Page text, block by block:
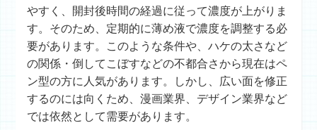
やすく、開封後時間の経過に従って濃度が上がりま
す。そのため、定期的に薄め液で濃度を調整する必
要があります。このような条件や、ハケの太さなど
の関係・倒してこぼすなどの不都合さから現在はペ
ン型の方に人気があります。しかし、広い面を修正
するのには向くため、漫画業界、デザイン業界など
では依然として需要があります。